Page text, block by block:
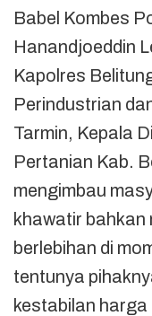
Babel Kombes
Hanandjoeddin
Kapolres
Perindustrian
Tarmin, Kepala
Pertanian Kab.
mengimbau
khawatir bahkan
berlebihan di
tentunya
kestabilan